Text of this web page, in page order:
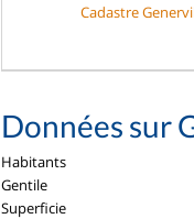
Cadastre
Données sur
Habitants
Gentile
Superficie